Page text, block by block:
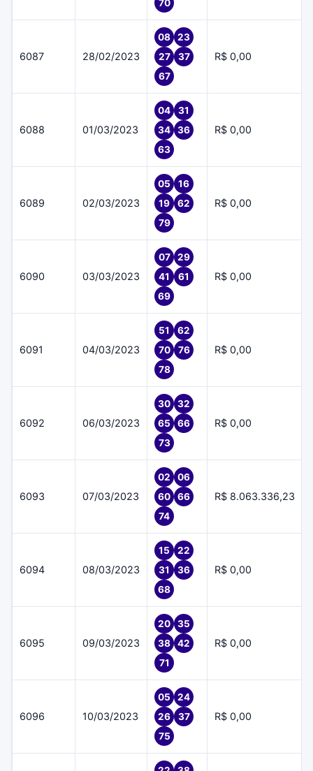
70
6087 28/02/2023
08
23
27
37
67
R$ 0,00
6088 01/03/2023
04
31
34
36
63
R$ 0,00
6089 02/03/2023
05
16
19
62
79
R$ 0,00
6090 03/03/2023
07
29
41
61
69
R$ 0,00
6091 04/03/2023
51
62
70
76
78
R$ 0,00
6092 06/03/2023
30
32
65
66
73
R$ 0,00
6093 07/03/2023
02
06
60
66
74
R$ 8.063.336,23
6094 08/03/2023
15
22
31
36
68
R$ 0,00
6095 09/03/2023
20
35
38
42
71
R$ 0,00
6096 10/03/2023
05
24
26
37
75
R$ 0,00